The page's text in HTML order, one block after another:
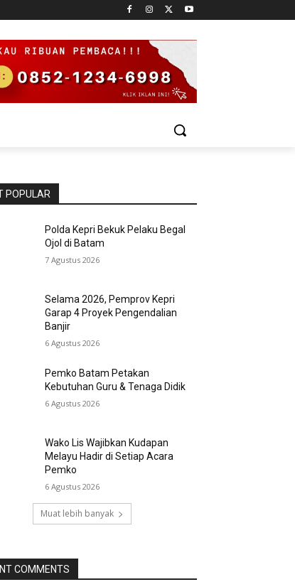
POPULAR
Polda Kepri Bekuk Pelaku Begal
Ojol di Batam
7 Agustus 2026
Selama 2026, Pemprov Kepri
Garap 4 Proyek Pengendalian
Banjir
6 Agustus 2026
Pemko Batam Petakan
Kebutuhan Guru & Tenaga Didik
6 Agustus 2026
Wako Lis Wajibkan Kudapan
Melayu Hadir di Setiap Acara
Pemko
6 Agustus 2026
Muat lebih banyak
COMMENTS